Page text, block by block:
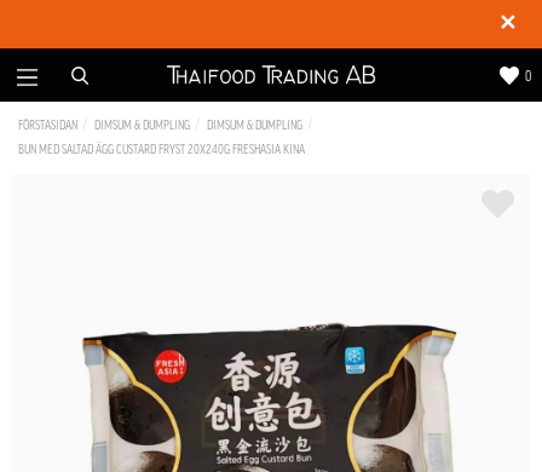
✕
0
FÖRSTASIDAN DIMSUM & DUMPLING
DIMSUM & DUMPLING
BUN MED SALTAD ÄGG CUSTARD FRYST 20X240G FRESHASIA KINA